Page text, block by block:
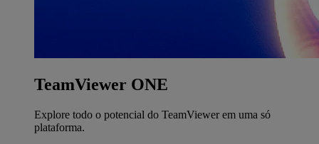
TeamViewer ONE
Explore todo o potencial do TeamViewer em uma só
plataforma.